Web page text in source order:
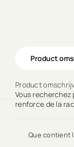
Product
Product
Vous recherchez
renforce de la
Que contient